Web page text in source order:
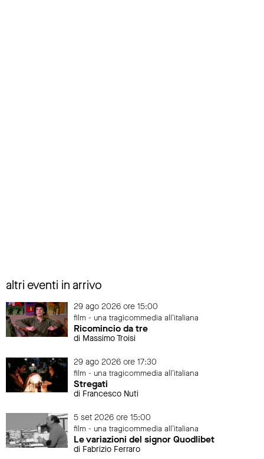
altri eventi in arrivo
29 ago 2026 ore 15:00
film - una tragicommedia all'italiana
Ricomincio da tre
di Massimo Troisi
29 ago 2026 ore 17:30
film - una tragicommedia all'italiana
Stregati
di Francesco Nuti
5 set 2026 ore 15:00
film - una tragicommedia all'italiana
Le variazioni del signor Quodlibet
di Fabrizio Ferraro